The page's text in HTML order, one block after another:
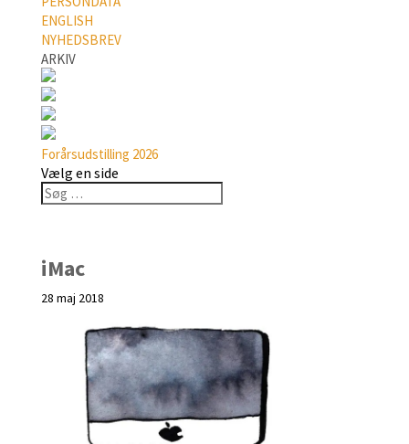
ENGLISH
NYHEDSBREV
ARKIV
Forårsudstilling 2026
Vælg en side
iMac
28 maj 2018